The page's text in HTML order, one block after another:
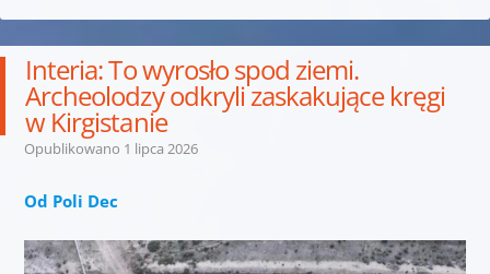
Interia: To wyrosło spod ziemi.
Archeolodzy odkryli zaskakujące kręgi
w Kirgistanie
Opublikowano 1 lipca 2026
Od Poli Dec